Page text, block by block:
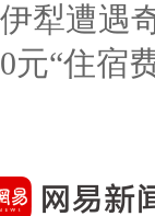
犁遭遇
元“住宿